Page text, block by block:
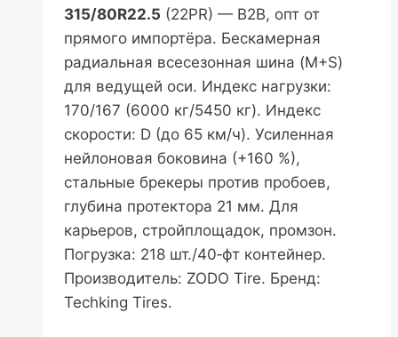
315/80R22.5 (22PR) — B2B, опт от
прямого импортёра. Бескамерная
радиальная всесезонная шина (M+S)
для ведущей оси. Индекс нагрузки:
170/167 (6000 кг/5450 кг). Индекс
скорости: D (до 65 км/ч). Усиленная
нейлоновая боковина (+160 %),
стальные брекеры против пробоев,
глубина протектора 21 мм. Для
карьеров, стройплощадок, промзон.
Погрузка: 218 шт./40‑фт контейнер.
Производитель: ZODO Tire. Бренд:
Techking Tires.